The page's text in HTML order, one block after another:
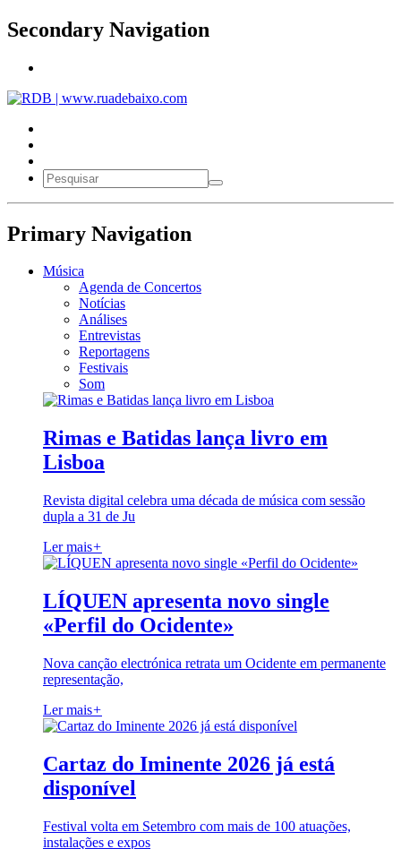
Secondary Navigation
Primary Navigation
Música
Agenda de Concertos
Notícias
Análises
Entrevistas
Reportagens
Festivais
Som
Rimas e Batidas lança livro em
Lisboa
Revista digital celebra uma década de música com sessão
dupla a 31 de Ju
Ler mais+
LÍQUEN apresenta novo single
«Perfil do Ocidente»
Nova canção electrónica retrata um Ocidente em permanente
representação,
Ler mais+
Cartaz do Iminente 2026 já está
disponível
Festival volta em Setembro com mais de 100 atuações,
instalações e expos